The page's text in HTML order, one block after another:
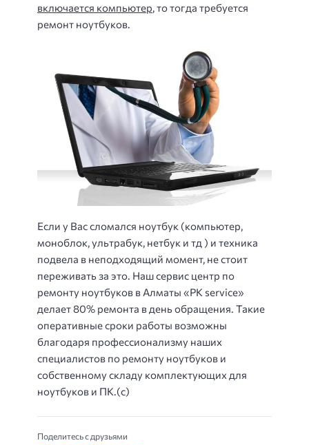
включается компьютер, то тогда требуется
ремонт ноутбуков.
Если у Вас сломался ноутбук (компьютер,
моноблок, ультрабук, нетбук и тд ) и техника
подвела в неподходящий момент, не стоит
переживать за это. Наш сервис центр по
ремонту ноутбуков в Алматы «РК service»
делает 80% ремонта в день обращения. Такие
оперативные сроки работы возможны
благодаря профессионализму наших
специалистов по ремонту ноутбуков и
собственному складу комплектующих для
ноутбуков и ПК.(c)
Поделитесь с друзьями